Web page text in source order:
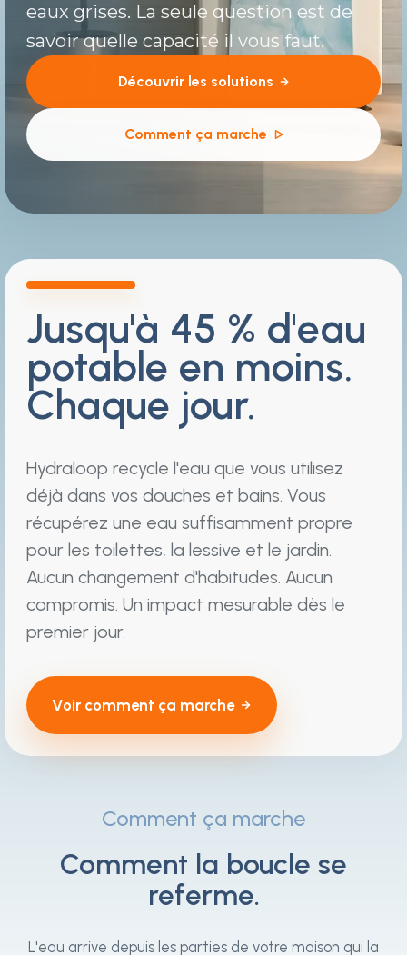
eaux grises. La seule question est de
savoir quelle capacité il vous faut.
Découvrir les solutions
Comment ça marche
Jusqu'à 45 % d'eau
potable en moins.
Chaque jour.
Hydraloop recycle l'eau que vous utilisez
déjà dans vos douches et bains. Vous
récupérez une eau suffisamment propre
pour les toilettes, la lessive et le jardin.
Aucun changement d'habitudes. Aucun
compromis. Un impact mesurable dès le
premier jour.
Voir comment ça marche
Comment ça marche
Comment la boucle se
referme.
L'eau arrive depuis les parties de votre maison qui la